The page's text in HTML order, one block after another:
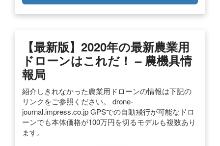
【最新版】2020年の最新農業用
ドローンはこれだ！ – 農機具情
報局
紹介しきれなかった農業用ドローンの情報は下記の
リンクをご参照ください。 drone-
journal.impress.co.jp GPSでの自動飛行が可能なドロ
ーンでも本体価格が100万円を切るモデルも複数あり
ます。